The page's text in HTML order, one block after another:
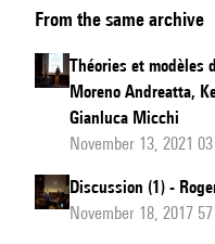
et
modèles
de/pour
chanson
(après
midi)
From the same archive
Théories et modèles
Moreno Andreatta,
Gianluca Micchi
November 13, 2021
Discussion (1) -
November 18, 2017